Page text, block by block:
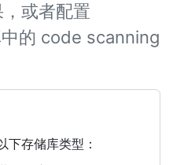
或者配置
的 code scanning
存储库类型：